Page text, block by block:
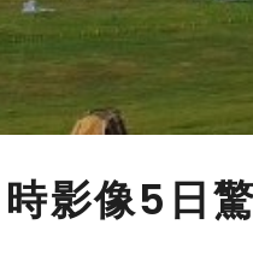
影像5日